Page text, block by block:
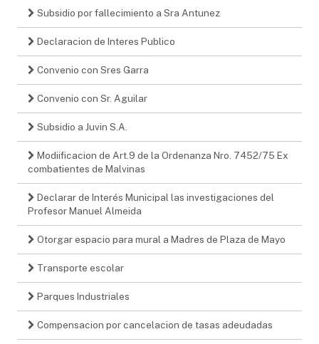
Subsidio por fallecimiento a Sra Antunez
Declaracion de Interes Publico
Convenio con Sres Garra
Convenio con Sr. Aguilar
Subsidio a Juvin S.A.
Modiificacion de Art.9 de la Ordenanza Nro. 7452/75 Ex
combatientes de Malvinas
Declarar de Interés Municipal las investigaciones del
Profesor Manuel Almeida
Otorgar espacio para mural a Madres de Plaza de Mayo
Transporte escolar
Parques Industriales
Compensacion por cancelacion de tasas adeudadas